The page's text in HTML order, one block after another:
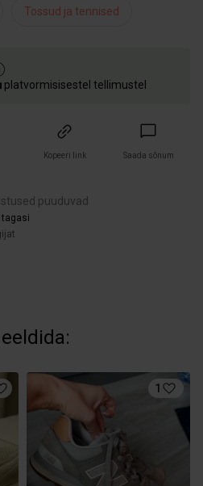
Tossud ja tennised
platvormisisestel tellimustel
Kopeeri link Saada sõnum
puuduvad
tagasi
1